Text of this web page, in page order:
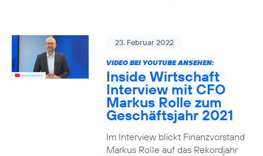
23. Februar 2022
VIDEO BEI YOUTUBE ANSEHEN:
Inside Wirtschaft
Interview mit CFO
Markus Rolle zum
Geschäftsjahr 2021
Im Interview blickt Finanzvorstand
Markus Rolle auf das Rekordjahr